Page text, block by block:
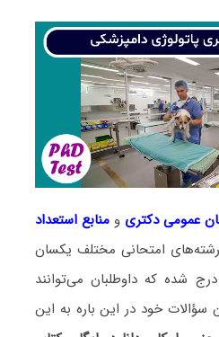
عمومی دکتری و منابع استعداد
امتحانی مختلف یکسان
شده که داوطلبان می‌توانند
خود در این باره به این